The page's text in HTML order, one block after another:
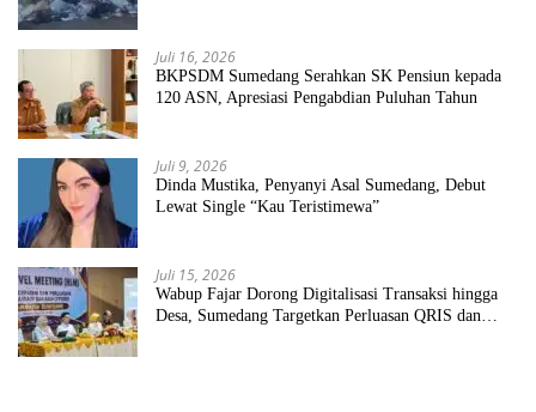
Juli 16, 2026
BKPSDM Sumedang Serahkan SK Pensiun kepada
120 ASN, Apresiasi Pengabdian Puluhan Tahun
Juli 9, 2026
Dinda Mustika, Penyanyi Asal Sumedang, Debut
Lewat Single “Kau Teristimewa”
Juli 15, 2026
Wabup Fajar Dorong Digitalisasi Transaksi hingga
Desa, Sumedang Targetkan Perluasan QRIS dan